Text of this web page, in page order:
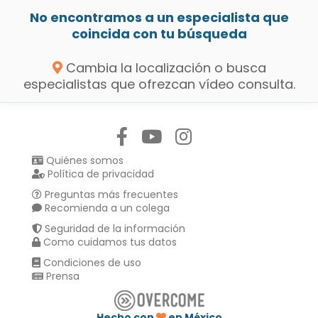
No encontramos a un especialista que
coincida con tu búsqueda
Cambia la localización o busca
especialistas que ofrezcan vídeo consulta.
Quiénes somos
Política de privacidad
Preguntas más frecuentes
Recomienda a un colega
Seguridad de la información
Como cuidamos tus datos
Condiciones de uso
Prensa